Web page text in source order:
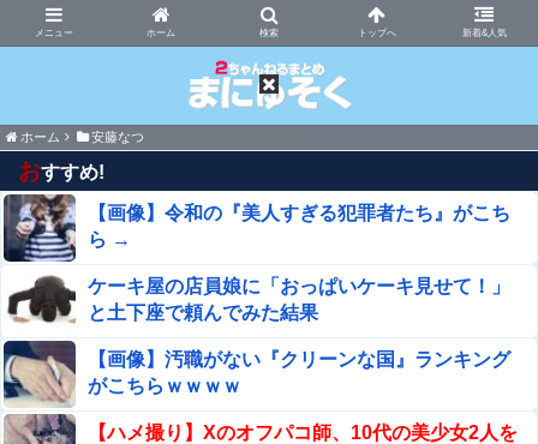
ホーム 新着&人気
まにゅそく 2chまとめニュース速報VIP
ホーム 安藤なつ
おすすめ!
【画像】令和の『美人すぎる犯罪者たち』がこち
ら →
ケーキ屋の店員娘に「おっぱいケーキ見せて！」
と土下座で頼んでみた結果
【画像】汚職がない『クリーンな国』ランキング
がこちらｗｗｗｗ
【ハメ撮り】Xのオフパコ師、10代の美少女2人を